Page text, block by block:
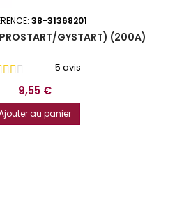
38-31368201
GYSTART) (200A)
5 avis
Prix
9,55 €
au panier